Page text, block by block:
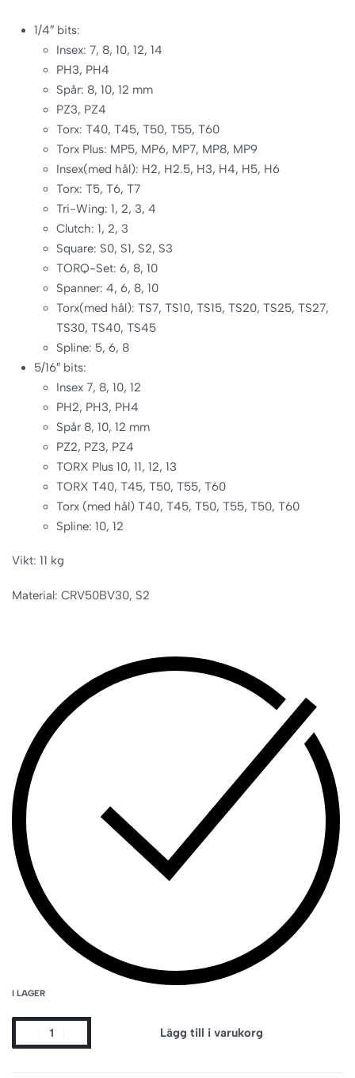
1/4″ bits:
Insex: 7, 8, 10, 12, 14
PH3, PH4
Spår: 8, 10, 12 mm
PZ3, PZ4
Torx: T40, T45, T50, T55, T60
Torx Plus: MP5, MP6, MP7, MP8, MP9
Insex(med hål): H2, H2.5, H3, H4, H5, H6
Torx: T5, T6, T7
Tri-Wing: 1, 2, 3, 4
Clutch: 1, 2, 3
Square: S0, S1, S2, S3
TORQ-Set: 6, 8, 10
Spanner: 4, 6, 8, 10
Torx(med hål): TS7, TS10, TS15, TS20, TS25, TS27,
TS30, TS40, TS45
Spline: 5, 6, 8
5/16″ bits:
Insex 7, 8, 10, 12
PH2, PH3, PH4
Spår 8, 10, 12 mm
PZ2, PZ3, PZ4
TORX Plus 10, 11, 12, 13
TORX T40, T45, T50, T55, T60
Torx (med hål) T40, T45, T50, T55, T50, T60
Spline: 10, 12
Vikt: 11 kg
Material: CRV50BV30, S2
I LAGER
Lägg till i varukorg